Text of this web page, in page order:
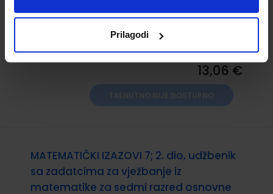
Prilagodi
Čulina Niko Grgić
6527
13,06 €
MATEMATIČKI IZAZOVI 7; 2. dio, udžbenik
sa zadatcima za vježbanje iz
matematike za sedmi razred osnovne